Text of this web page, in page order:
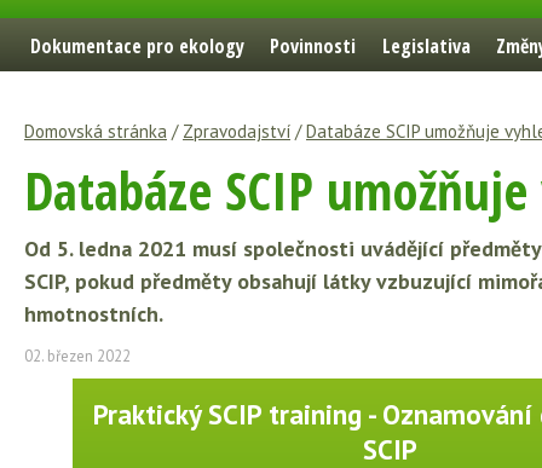
Dokumentace pro ekology Povinnosti Legislativa
Domovská stránka / Zpravodajství /Databáze SCIP umožňuje
Databáze SCIP
Od 5. ledna 2021 musí společnosti uvádějící
SCIP, pokud předměty obsahují látky vzbuzující
hmotnostních.
02. březen 2022
Praktický SCIP training -
SCIP